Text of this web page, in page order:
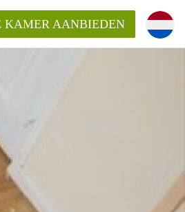
KAMER AANBIEDEN